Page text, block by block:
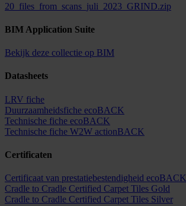
20_files_from_scans_juli_2023_GRIND.zip
BIM Application Suite
Bekijk deze collectie op BIM
Datasheets
LRV fiche
Duurzaamheidsfiche ecoBACK
Technische fiche ecoBACK
Technische fiche W2W actionBACK
Certificaten
Certificaat van prestatiebestendigheid ecoBACK
Cradle to Cradle Certified Carpet Tiles Gold
Cradle to Cradle Certified Carpet Tiles Silver